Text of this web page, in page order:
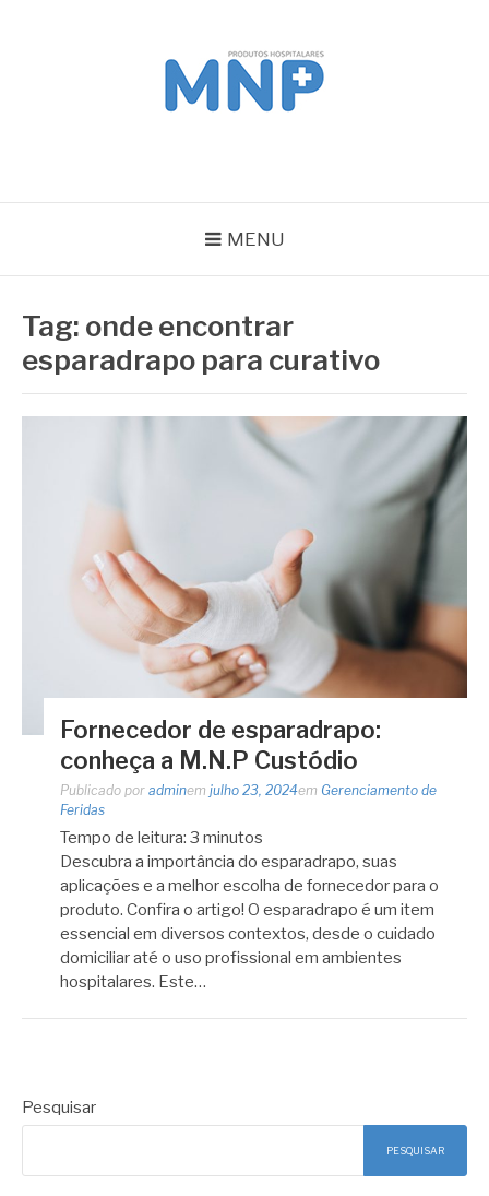
MENU
Tag: onde encontrar
esparadrapo para curativo
Fornecedor de esparadrapo:
conheça a M.N.P Custódio
Publicado por adminem julho 23, 2024em Gerenciamento de
Feridas
Tempo de leitura: 3 minutos
Descubra a importância do esparadrapo, suas
aplicações e a melhor escolha de fornecedor para o
produto. Confira o artigo! O esparadrapo é um item
essencial em diversos contextos, desde o cuidado
domiciliar até o uso profissional em ambientes
hospitalares. Este…
Pesquisar
PESQUISAR